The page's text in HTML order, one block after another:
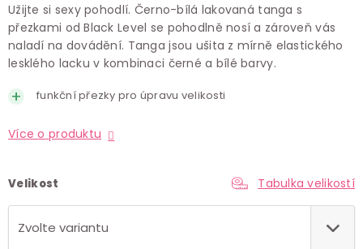
Užijte si sexy pohodlí. Černo-bílá lakovaná tanga s
přezkami od Black Level se pohodlně nosí a zároveň vás
naladí na dovádění. Tanga jsou ušita z mírně elastického
lesklého lacku v kombinaci černé a bílé barvy.
funkční přezky pro úpravu velikosti
Více o produktu
Velikost Tabulka velikostí